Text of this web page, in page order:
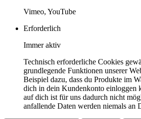
Vimeo, YouTube
Erforderlich
Immer aktiv
Technisch erforderliche Cookies
grundlegende Funktionen unserer
Beispiel dazu, dass du Produkte im
dich in dein Kundenkonto einloggen
auf dich ist für uns dadurch nicht
anfallende Daten werden niemals an